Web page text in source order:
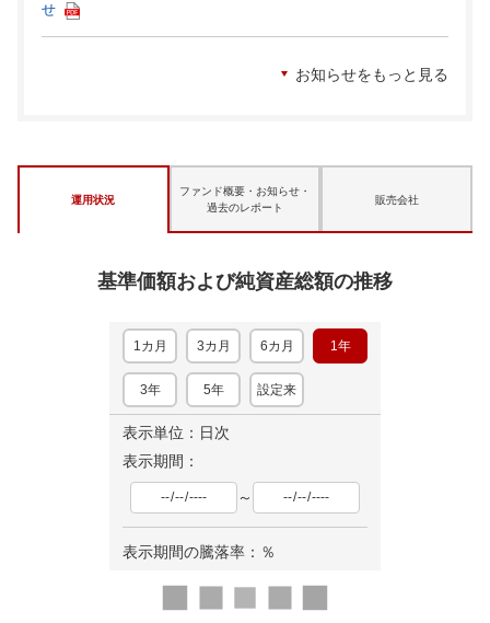
せ
お知らせをもっと見る
運用状況
ファンド概要・お知らせ・
過去のレポート
販売会社
基準価額および純資産総額の推移
1カ月 3カ月 6カ月 1年
3年 5年 設定来
表示単位：日次
表示期間：
～
表示期間の騰落率： ％